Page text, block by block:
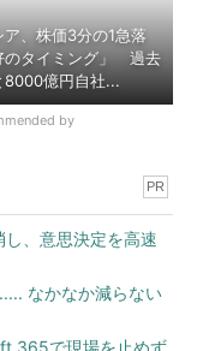
ア、株価3分の1急落
のタイミング」 過去
8000億円自社...
by
PR
、意思決定を高速
なかなか減らない
365で現場を止めず